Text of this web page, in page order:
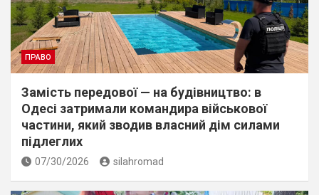
ПРАВО
Замість передової — на будівництво: в
Одесі затримали командира військової
частини, який зводив власний дім силами
підлеглих
07/30/2026 silahromad